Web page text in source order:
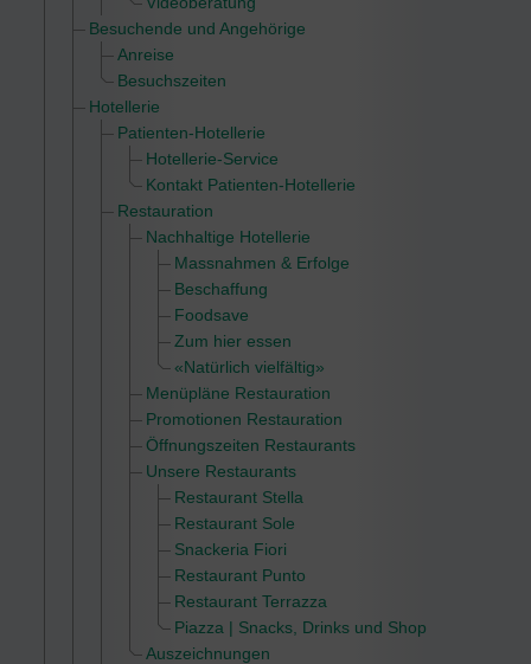
Besuchende und Angehörige
Anreise
Besuchszeiten
Hotellerie
Patienten-Hotellerie
Hotellerie-Service
Kontakt Patienten-Hotellerie
Restauration
Nachhaltige Hotellerie
Massnahmen & Erfolge
Beschaffung
Foodsave
Zum hier essen
«Natürlich vielfältig»
Menüpläne Restauration
Promotionen Restauration
Öffnungszeiten Restaurants
Unsere Restaurants
Restaurant Stella
Restaurant Sole
Snackeria Fiori
Restaurant Punto
Restaurant Terrazza
Piazza | Snacks, Drinks und Shop
Auszeichnungen